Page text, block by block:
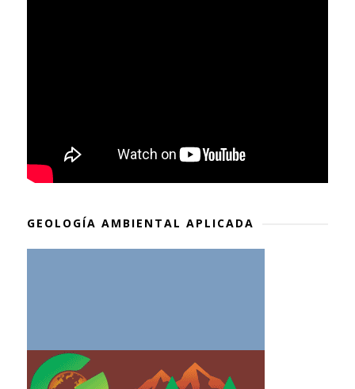
GEOLOGÍA AMBIENTAL APLICADA